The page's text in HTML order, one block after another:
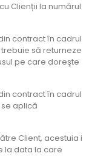
Clienții la numărul
contract în cadrul
să returneze
pe care doreşte
contract în cadrul
aplică
Client, acestuia i
la data la care